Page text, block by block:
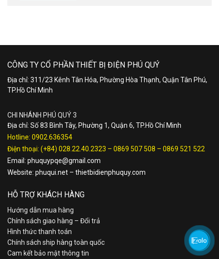
CÔNG TY CỔ PHẦN THIẾT BỊ ĐIỆN PHÚ QUÝ
Địa chỉ: 311/23 Kênh Tân Hóa, Phường Hòa Thạnh, Quận Tân Phú,
TP.Hồ Chí Minh
CHI NHÁNH PHÚ QUÝ 3
Địa chỉ: Số 83 Bình Tây, Phường 1, Quận 6, TP.Hồ Chí Minh
Hotline: 0902.636354
Điện thoại: (+84) 028.22.40.2323 – 0869 507 508 – 0869 521 522
Email: phuquypqe@gmail.com
Website: phuqui.net – thietbidienphuquy.com
HỖ TRỢ KHÁCH HÀNG
Hướng dẫn mua hàng
Chính sách giao hàng – Đổi trả
Hình thức thanh toán
Chính sách ship hàng toàn quốc
Cam kết bảo mật thông tin